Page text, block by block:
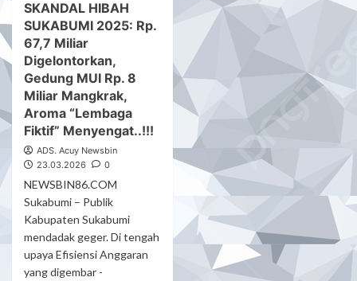
Desakan
Atau
Mendesak..!!!
Ketua
Minta
KBRI
Kamboja
Atasi
Penahanan
Sewenang
Pada
5.500
WNI
Buruh..!!!
“Pengamat
SKANDAL HIBAH
SUKABUMI 2025: Rp.
67,7 Miliar
Digelontorkan,
Gedung MUI Rp. 8
Miliar Mangkrak,
Aroma “Lembaga
Fiktif” Menyengat..!!!
ADS. Acuy Newsbin
23.03.2026
0
NEWSBIN86.COM
Sukabumi – Publik
Kabupaten Sukabumi
mendadak geger. Di tengah
upaya Efisiensi Anggaran
yang digembar -